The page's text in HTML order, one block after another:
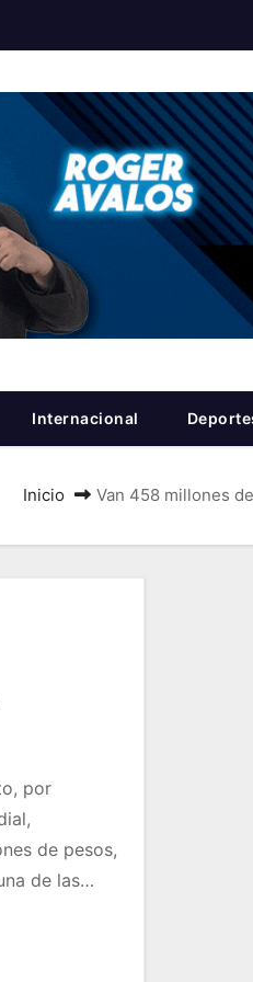
Internacional
Inicio Van 458 millones
por
de pesos,
de las…